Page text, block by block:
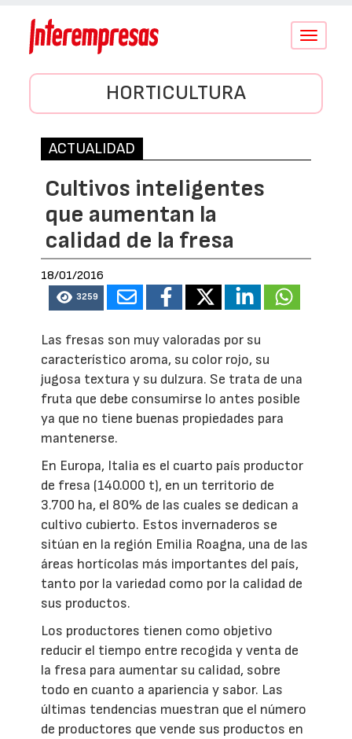
Conmutar
HORTICULTURA
ACTUALIDAD
Cultivos inteligentes
que aumentan la
calidad de la fresa
18/01/2016
3259
Las fresas son muy valoradas por su
característico aroma, su color rojo, su
jugosa textura y su dulzura. Se trata de una
fruta que debe consumirse lo antes posible
ya que no tiene buenas propiedades para
mantenerse.
En Europa, Italia es el cuarto país productor
de fresa (140.000 t), en un territorio de
3.700 ha, el 80% de las cuales se dedican a
cultivo cubierto. Estos invernaderos se
sitúan en la región Emilia Roagna, una de las
áreas hortícolas más importantes del país,
tanto por la variedad como por la calidad de
sus productos.
Los productores tienen como objetivo
reducir el tiempo entre recogida y venta de
la fresa para aumentar su calidad, sobre
todo en cuanto a apariencia y sabor. Las
últimas tendencias muestran que el número
de productores que vende sus productos en